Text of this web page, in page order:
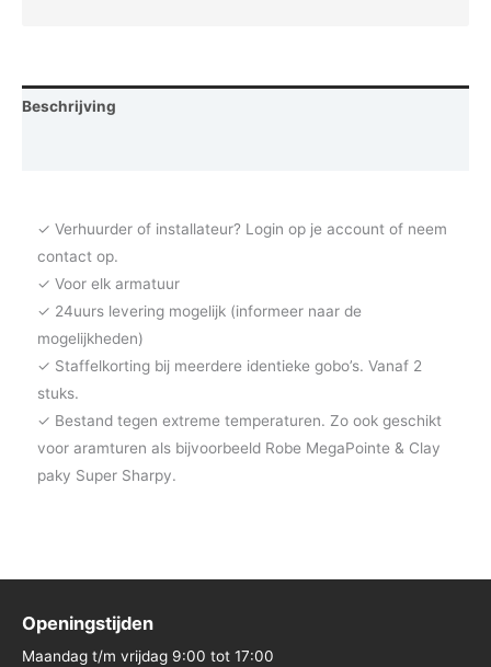
Beschrijving
✓ Verhuurder of installateur? Login op je account of neem
contact op.
✓ Voor elk armatuur
✓ 24uurs levering mogelijk (informeer naar de
mogelijkheden)
✓ Staffelkorting bij meerdere identieke gobo’s. Vanaf 2
stuks.
✓ Bestand tegen extreme temperaturen. Zo ook geschikt
voor aramturen als bijvoorbeeld Robe MegaPointe & Clay
paky Super Sharpy.
Openingstijden
Maandag t/m vrijdag 9:00 tot 17:00